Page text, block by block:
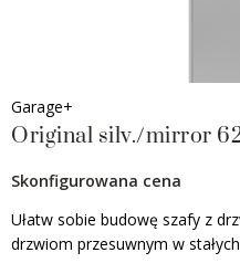
Garage+
Original silv./mirror
Skonfigurowana cena
Ułatw sobie budowę szafy z
drzwiom przesuwnym w